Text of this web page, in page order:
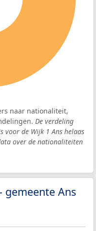
naar nationaliteit,
De verdeling
de Wijk 1 Ans helaas
over de nationaliteiten
Ans